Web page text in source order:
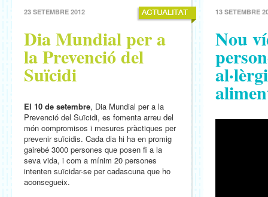
23 SETEMBRE 2012
Dia Mundial per a
la Prevenció del
Suïcidi
El 10 de setembre, Dia Mundial per a la
Prevenció del Suïcidi, es fomenta arreu del
món compromisos i mesures pràctiques per
prevenir suïcidis. Cada dia hi ha en promig
gairebé 3000 persones que posen fi a la
seva vida, i com a mínim 20 persones
intenten suïcidar-se per cadascuna que ho
aconsegueix.
13 SETEMBRE
Nou